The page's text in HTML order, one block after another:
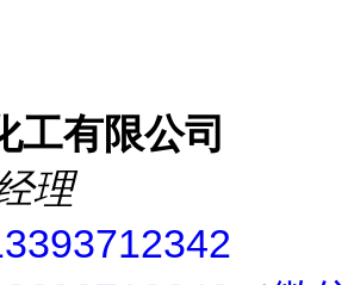
工有限公司
理